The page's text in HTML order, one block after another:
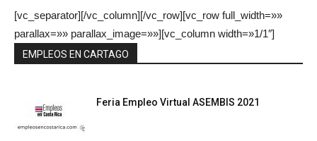
[vc_separator][/vc_column][/vc_row][vc_row full_width=»»
parallax=»» parallax_image=»»][vc_column width=»1/1″]
EMPLEOS EN CARTAGO
Feria Empleo Virtual ASEMBIS 2021